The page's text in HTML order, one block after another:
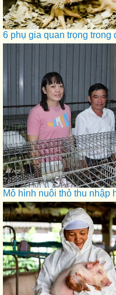
6 phụ gia quan trọng
Mô hình nuôi thỏ thu nhập